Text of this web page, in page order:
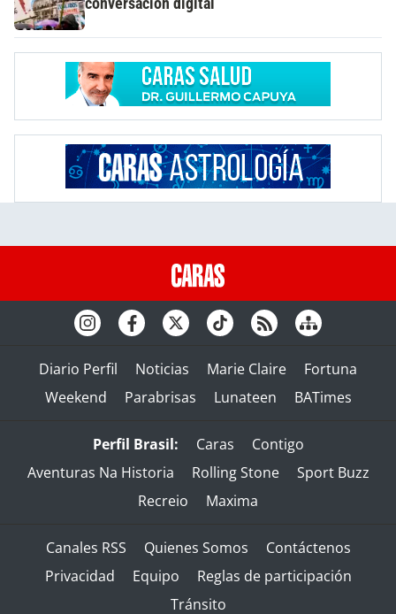
conversación digital
Diario Perfil Noticias Marie Claire
Fortuna
Weekend
Parabrisas Lunateen BATimes
Perfil Brasil: Caras
Contigo
Aventuras Na Historia
Rolling Stone
Sport Buzz
Recreio
Maxima
Canales RSS Quienes Somos
Contáctenos
Privacidad
Equipo
Reglas de participación
Tránsito